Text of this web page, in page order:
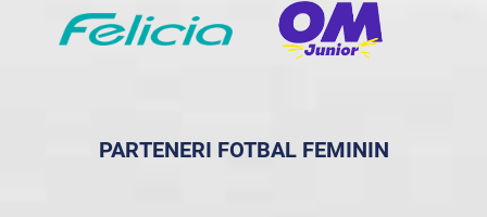
PARTENERI FOTBAL FEMININ